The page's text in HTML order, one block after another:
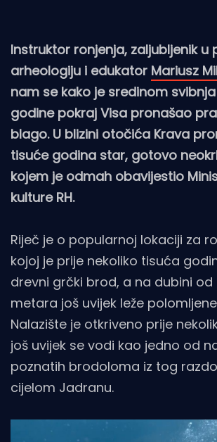
Instruktor ronjenja, zaljubljenik u
arheologiju i edukator Mariusz
nam se kako je sredinom
godine pokraj Visa pronašao
blago. U blizini otočića Krava
tisuće godina star, gotovo
kojem je odmah obavijestio
kulture RH.
Riječ je o popularnoj lokaciji za
kojoj je prije nekoliko tisuća
drevni grčki brod, a na dubini
metara još uvijek leže
Nalazište je otkriveno prije
još uvijek se vodi kao jedno od
poznatih brodoloma iz tog
cijelom Jadranu.